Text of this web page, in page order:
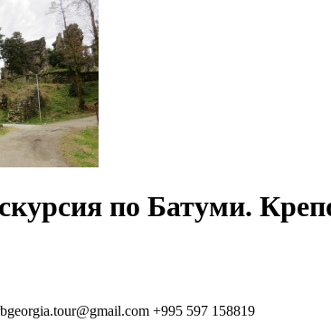
по Батуми.
+995 597 158819